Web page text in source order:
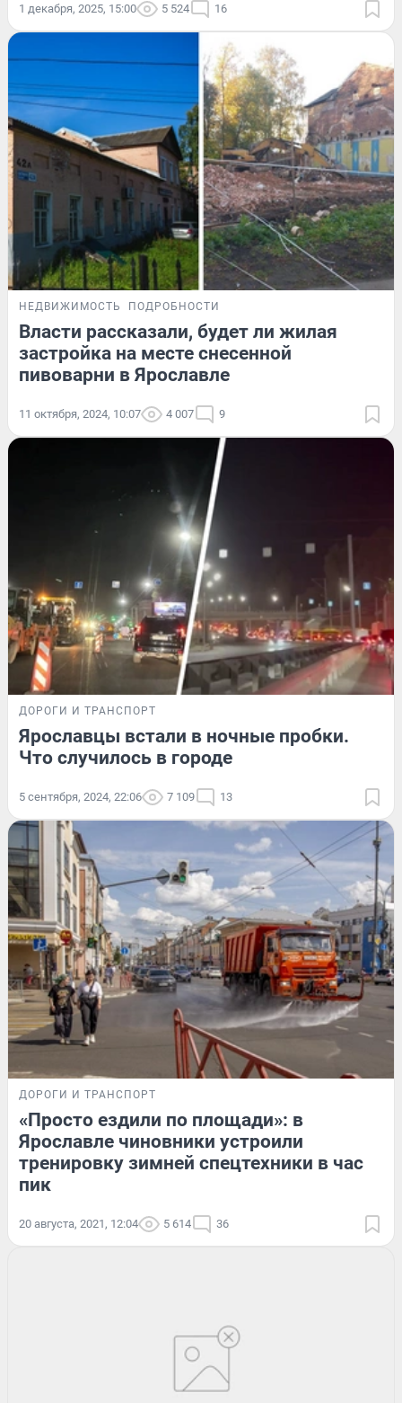
1 декабря, 2025, 15:00 5 524 16
НЕДВИЖИМОСТЬ ПОДРОБНОСТИ
Власти рассказали, будет ли жилая
застройка на месте снесенной
пивоварни в Ярославле
11 октября, 2024, 10:07 4 007 9
ДОРОГИ И ТРАНСПОРТ
Ярославцы встали в ночные пробки.
Что случилось в городе
5 сентября, 2024, 22:06 7 109 13
ДОРОГИ И ТРАНСПОРТ
«Просто ездили по площади»: в
Ярославле чиновники устроили
тренировку зимней спецтехники в час
пик
20 августа, 2021, 12:04 5 614 36